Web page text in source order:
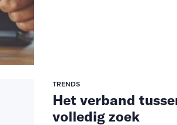
TRENDS
Het verband
volledig zoek